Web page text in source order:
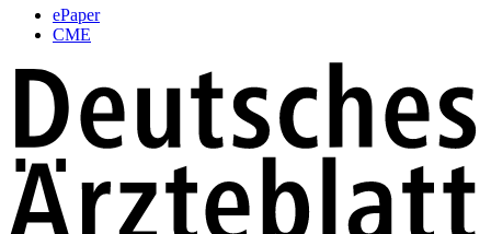
ePaper
CME